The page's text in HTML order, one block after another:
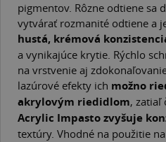
pigmentov. Rôzne odtiene sa
vytvárať rozmanité odtiene a
hustá, krémová
a vynikajúce krytie. Rýchlo
na vrstvenie aj
lazúrové efekty ich možno
akrylovým riedidlom, zatiaľ
Acrylic Impasto zvyšuje
textúry. Vhodné na použitie